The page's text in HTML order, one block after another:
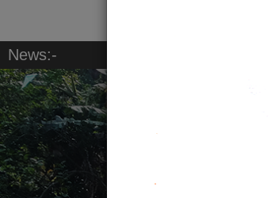
News:-